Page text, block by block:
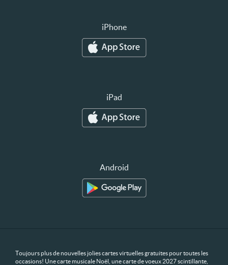
iPhone
iPad
Android
Toujours plus de nouvelles jolies cartes virtuelles gratuites pour toutes les
occasions! Une carte musicale Noël, une carte de voeux 2027 scintillante,